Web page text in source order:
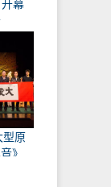
开幕
型原
》